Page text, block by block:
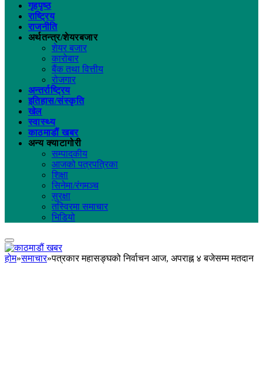
गृहपृष्ठ
राष्ट्रिय
राजनीति
अर्थतन्त्र/शेयरबजार
शेयर बजार
कारोबार
बैंक तथा वित्तीय
रोजगार
अन्तर्राष्ट्रिय
इतिहास/संस्कृति
खेल
स्वास्थ्य
काठमाडौं खबर
अन्य क्याटागोरी
सम्पादकीय
आजको पत्रपत्रिका
शिक्षा
सिनेमा/रंगमञ्च
सुरक्षा
तस्विरमा समाचार
भिडियो
होम»समाचार»पत्रकार महासङ्घको निर्वाचन आज, अपराह्न ४ बजेसम्म मतदान